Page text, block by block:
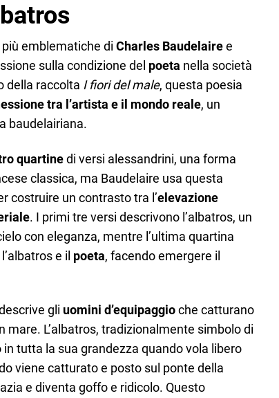
emblematiche di Charles Baudelairee
sulla condizione del poeta nella società
della raccolta I fiori del male, questa poesia
tra l’artista e il mondo reale, un
baudelairiana.
quartinedi versi alessandrini, una forma
classica, ma Baudelaire usa questa
costruire un contrasto tra l’elevazione
. I primi tre versi descrivono l’albatros, un
con eleganza, mentre l’ultima quartina
e il poeta, facendo emergere il
gli uomini d’equipaggioche catturano
mare. L’albatros, tradizionalmente simbolo di
tutta la sua grandezza quando vola libero
viene catturato e posto sul ponte della
e diventa goffo e ridicolo. Questo